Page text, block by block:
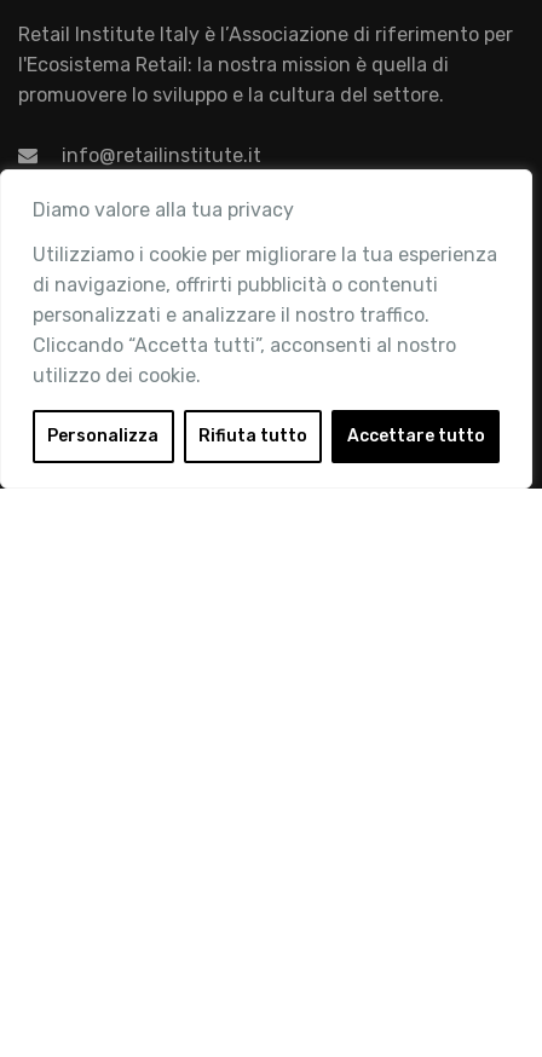
Diamo valore alla tua privacy
Utilizziamo i cookie per migliorare la tua esperienza
di navigazione, offrirti pubblicità o contenuti
personalizzati e analizzare il nostro traffico.
Cliccando “Accetta tutti”, acconsenti al nostro
utilizzo dei cookie.
Personalizza Rifiuta tutto Accettare tutto
Retail Institute Italy è l’Associazione di riferimento per
l'Ecosistema Retail: la nostra mission è quella di
promuovere lo sviluppo e la cultura del settore.
info@retailinstitute.it
Associazione
Chi siamo
Attività
Contatti
Area Riservata
Login
Diventa Socio